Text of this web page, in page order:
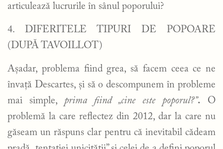
articulează lucrurile în sânul poporului?
4. DIFERITELE TIPURI DE POPOARE
(DUPĂ TAVOILLOT)
Așadar, problema fiind grea, să facem ceea ce ne
învață Descartes, și să o descompunem în probleme
mai simple, prima fiind „cine este poporul?”. O
problemă la care reflectez din 2012, dar la care nu
găseam un răspuns clar pentru că inevitabil cădeam